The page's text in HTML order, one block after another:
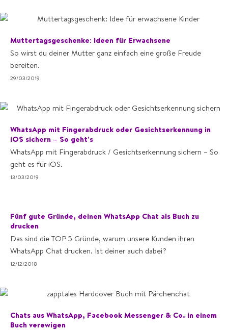
Muttertagsgeschenke: Ideen für Erwachsene
So wirst du deiner Mutter ganz einfach eine große Freude
bereiten.
29/03/2019
WhatsApp mit Fingerabdruck oder Gesichtserkennung in
iOS sichern – So geht’s
WhatsApp mit Fingerabdruck / Gesichtserkennung sichern – So
geht es für iOS.
13/03/2019
Fünf gute Gründe, deinen WhatsApp Chat als Buch zu
drucken
Das sind die TOP 5 Gründe, warum unsere Kunden ihren
WhatsApp Chat drucken. Ist deiner auch dabei?
12/12/2018
Chats aus WhatsApp, Facebook Messenger & Co. in einem
Buch verewigen